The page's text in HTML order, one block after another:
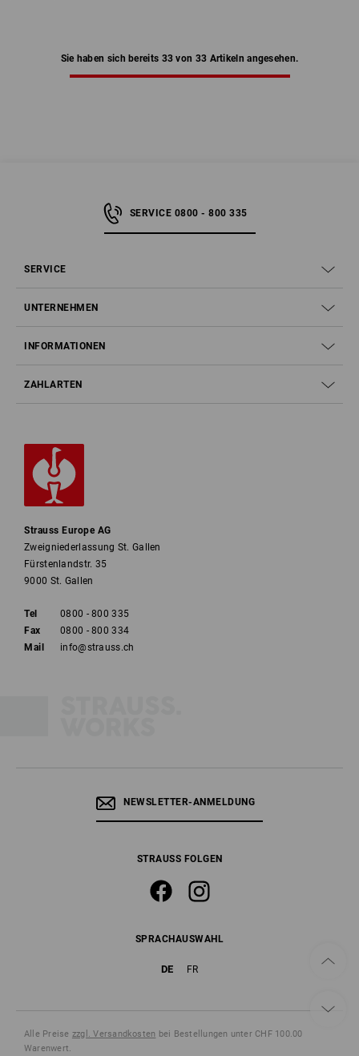
Sie haben sich bereits 33 von 33 Artikeln angesehen.
SERVICE 0800 - 800 335
SERVICE
UNTERNEHMEN
INFORMATIONEN
ZAHLARTEN
Strauss Europe AG
Zweigniederlassung St. Gallen
Fürstenlandstr. 35
9000 St. Gallen
Tel
0800 - 800 335
Fax
0800 - 800 334
Mail
info@strauss.ch
NEWSLETTER-ANMELDUNG
STRAUSS FOLGEN
SPRACHAUSWAHL
DE FR
Alle Preise zzgl. Versandkosten bei Bestellungen unter CHF 100.00
Warenwert.